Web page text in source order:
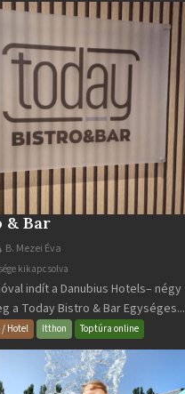
& Bar
B. Mezei Éva
kikapcsolva
indít a Danubius Hotels– négy
a Today Bistro & Bar Egységes...
Hotel Itthon Toptúra online